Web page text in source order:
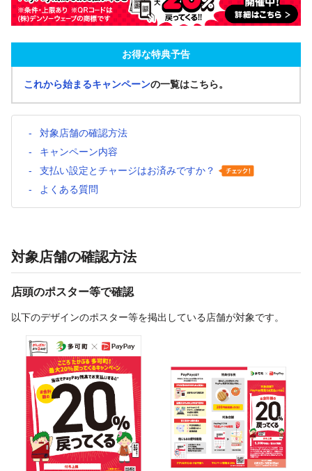
お得な特典予告
これから始まるキャンペーンの一覧はこちら。
対象店舗の確認方法
キャンペーン内容
支払い設定とチャージはお済みですか？
よくある質問
対象店舗の確認方法
店頭のポスター等で確認
以下のデザインのポスター等を掲出している店舗が対象です。